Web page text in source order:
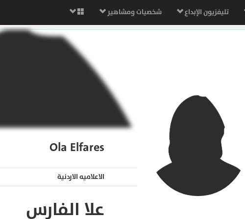
تليفزيون الإبداع شخصيات ومشاهير
Ola Elfares
الاعلاميه الاردنية
علا الفارس